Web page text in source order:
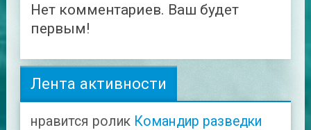
Нет комментариев. Ваш будет
первым!
Лента активности
нравится ролик Командир разведки